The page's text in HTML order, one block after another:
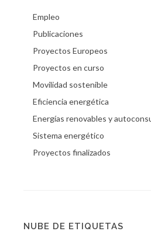
Empleo
Publicaciones
Proyectos Europeos
Proyectos en curso
Movilidad sostenible
Eficiencia energética
Energías renovables y
Sistema energético
Proyectos finalizados
NUBE DE ETIQUETAS